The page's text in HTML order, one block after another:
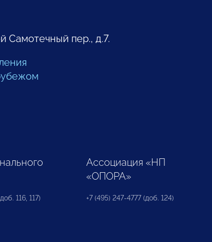
Самотечный пер., д.7.
116, 117)
Ассоциация «НП
«ОПОРА»
+7 (495) 247-4777 (доб. 124)